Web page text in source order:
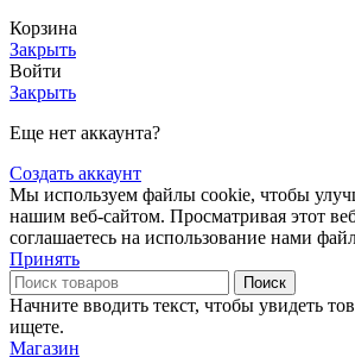
Корзина
Закрыть
Войти
Закрыть
Еще нет аккаунта?
Создать аккаунт
Мы используем файлы cookie, чтобы
нашим веб-сайтом. Просматривая этот
соглашаетесь на использование нами
Принять
Поиск
Начните вводить текст, чтобы увидеть
ищете.
Магазин